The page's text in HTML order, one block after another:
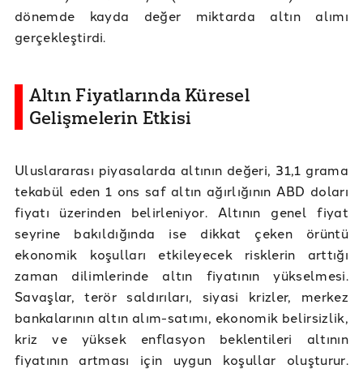
dönemde kayda değer miktarda altın alımı
gerçekleştirdi.
Altın Fiyatlarında Küresel
Gelişmelerin Etkisi
Uluslararası piyasalarda altının değeri, 31,1 grama
tekabül eden 1 ons saf altın ağırlığının ABD doları
fiyatı üzerinden belirleniyor. Altının genel fiyat
seyrine bakıldığında ise dikkat çeken örüntü
ekonomik koşulları etkileyecek risklerin arttığı
zaman dilimlerinde altın fiyatının yükselmesi.
Savaşlar, terör saldırıları, siyasi krizler, merkez
bankalarının altın alım-satımı, ekonomik belirsizlik,
kriz ve yüksek enflasyon beklentileri altının
fiyatının artması için uygun koşullar oluşturur.